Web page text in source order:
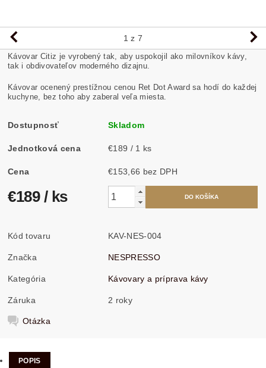
1 z 7
Kávovar Citiz je vyrobený tak, aby uspokojil ako milovníkov kávy,
tak i obdivovateľov moderného dizajnu.
Kávovar ocenený prestížnou cenou Ret Dot Award sa hodí do každej
kuchyne, bez toho aby zaberal veľa miesta.
Dostupnosť Skladom
Jednotková cena €189 / 1 ks
Cena €153,66 bez DPH
€189 / ks
Kód tovaru KAV-NES-004
Značka NESPRESSO
Kategória Kávovary a príprava kávy
Záruka 2 roky
Otázka
POPIS